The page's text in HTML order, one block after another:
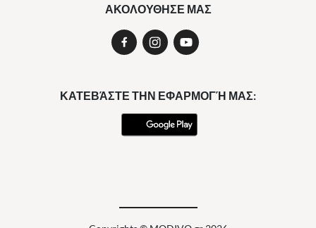
ΑΚΟΛΟΥΘΗΣΕ ΜΑΣ
ΚΑΤΕΒΆΣΤΕ ΤΗΝ ΕΦΑΡΜΟΓΉ ΜΑΣ: